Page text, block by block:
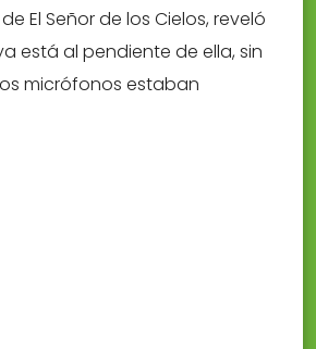
El Señor de los Cielos, reveló
está al pendiente de ella, sin
micrófonos estaban